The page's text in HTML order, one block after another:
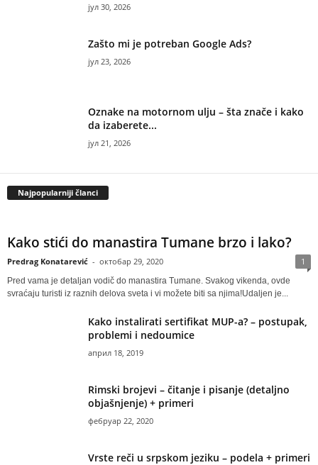
јул 30, 2026
Zašto mi je potreban Google Ads?
јул 23, 2026
Oznake na motornom ulju – šta znače i kako
da izaberete...
јул 21, 2026
Najpopularniji članci
Kako stići do manastira Tumane brzo i lako?
Predrag Konatarević - октобар 29, 2020 1
Pred vama je detaljan vodič do manastira Tumane. Svakog vikenda, ovde
svraćaju turisti iz raznih delova sveta i vi možete biti sa njima!Udaljen je...
Kako instalirati sertifikat MUP-a? – postupak,
problemi i nedoumice
април 18, 2019
Rimski brojevi – čitanje i pisanje (detaljno
objašnjenje) + primeri
фебруар 22, 2020
Vrste reči u srpskom jeziku – podela + primeri